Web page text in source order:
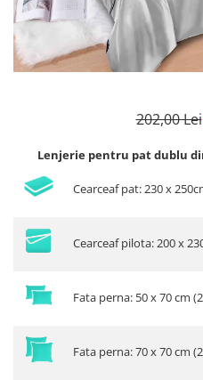
202,00 Lei
Lenjerie pentru pat dublu
Cearceaf pat: 230 x
Cearceaf pilota: 200 x
Fata perna: 50 x 70 cm
Fata perna: 70 x 70 cm